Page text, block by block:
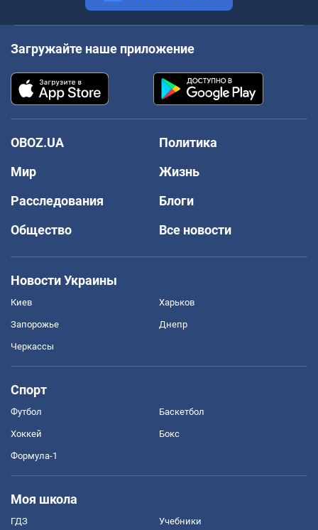
Загружайте наше приложение
OBOZ.UA
Политика
Мир
Жизнь
Расследования
Блоги
Общество
Все новости
Новости Украины
Киев Харьков
Запорожье Днепр
Черкассы
Спорт
Футбол Баскетбол
Хоккей Бокс
Формула-1
Моя школа
ГДЗ Учебники